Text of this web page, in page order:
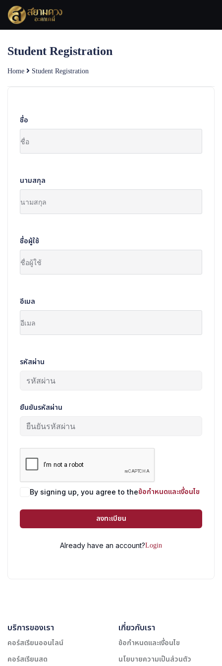
Skip
content
Student Registration
Home Student Registration
ชื่อ
นามสกุล
ชื่อผู้ใช้
อีเมล
รหัสผ่าน
ยืนยันรหัสผ่าน
By signing up, you agree to theข้อกำหนดและเงื่อนไข
ลงทะเบียน
Already have an account?Login
บริการของเรา
คอร์สเรียนออนไลน์
คอร์สเรียนสด
เกี่ยวกับเรา
ข้อกำหนดและเงื่อนไข
นโยบายความเป็นส่วนตัว